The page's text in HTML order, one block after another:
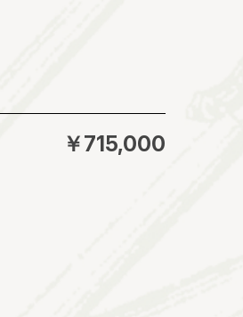
￥715,000